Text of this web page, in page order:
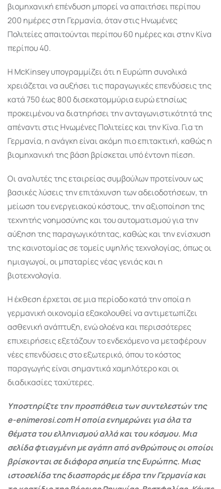
βιομηχανική επένδυση μπορεί να απαιτήσει περίπου
200 ημέρες στη Γερμανία, όταν στις Ηνωμένες
Πολιτείες απαιτούνται περίπου 60 ημέρες και στην Κίνα
περίπου 40.
Η McKinsey υπογραμμίζει ότι η Ευρώπη συνολικά
χρειάζεται να αυξήσει τις παραγωγικές επενδύσεις της
κατά 750 έως 800 δισεκατομμύρια ευρώ ετησίως
προκειμένου να διατηρήσει την ανταγωνιστικότητά της
απέναντι στις Ηνωμένες Πολιτείες και την Κίνα. Για τη
Γερμανία, η ανάγκη είναι ακόμη πιο επιτακτική, καθώς η
βιομηχανική της βάση βρίσκεται υπό έντονη πίεση.
Οι αναλυτές της εταιρείας συμβούλων προτείνουν ως
βασικές λύσεις την επιτάχυνση των αδειοδοτήσεων, τη
μείωση του ενεργειακού κόστους, την αξιοποίηση της
τεχνητής νοημοσύνης και του αυτοματισμού για την
αύξηση της παραγωγικότητας, καθώς και την ενίσχυση
της καινοτομίας σε τομείς υψηλής τεχνολογίας, όπως οι
ημιαγωγοί, οι μπαταρίες νέας γενιάς και η
βιοτεχνολογία.
Η έκθεση έρχεται σε μια περίοδο κατά την οποία η
γερμανική οικονομία εξακολουθεί να αντιμετωπίζει
ασθενική ανάπτυξη, ενώ ολοένα και περισσότερες
επιχειρήσεις εξετάζουν το ενδεχόμενο να μεταφέρουν
νέες επενδύσεις στο εξωτερικό, όπου το κόστος
παραγωγής είναι σημαντικά χαμηλότερο και οι
διαδικασίες ταχύτερες.
Υποστηρίξτε την προσπάθεια των συντελεστών της
e-enimerosi.com Η οποία ενημερώνει για όλα τα
θέματα του ελληνισμού αλλά και του κόσμου. Μια
σελίδα φτιαγμένη με αγάπη από ανθρώπους οι οποίοι
βρίσκονται σε διάφορα σημεία της Ευρώπης. Μιας
ιστοσελίδα της διασποράς με έδρα την Γερμανία και